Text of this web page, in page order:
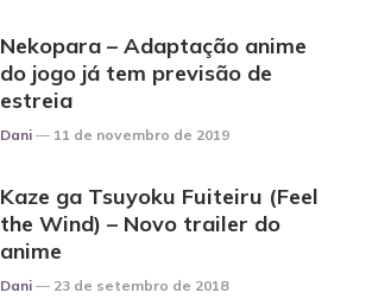
Nekopara – Adaptação anime
do jogo já tem previsão de
estreia
Posted
Dani 11 de novembro de 2019
Kaze ga Tsuyoku Fuiteiru (Feel
the Wind) – Novo trailer do
anime
Posted
Dani 23 de setembro de 2018